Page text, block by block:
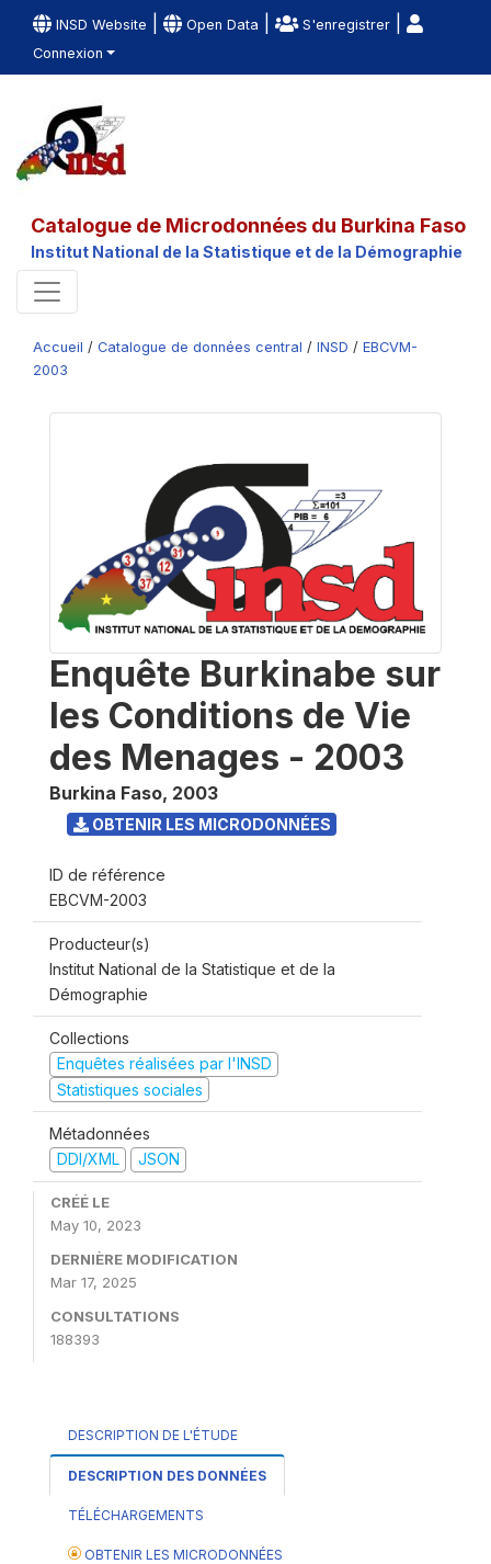
INSD Website Open Data S'enregistrer
Connexion
Catalogue de Microdonnées du Burkina Faso
Institut National de la Statistique et de la Démographie
Accueil / Catalogue de données central / INSD / EBCVM-
2003
Enquête Burkinabe sur
les Conditions de Vie
des Menages - 2003
Burkina Faso, 2003
OBTENIR LES MICRODONNÉES
ID de référence
EBCVM-2003
Producteur(s)
Institut National de la Statistique et de la
Démographie
Collections
Enquêtes réalisées par l'INSD
Statistiques sociales
Métadonnées
DDI/XML
JSON
CRÉÉ LE
May 10, 2023
DERNIÈRE MODIFICATION
Mar 17, 2025
CONSULTATIONS
188393
DESCRIPTION DE L'ÉTUDE
DESCRIPTION DES DONNÉES
TÉLÉCHARGEMENTS
OBTENIR LES MICRODONNÉES